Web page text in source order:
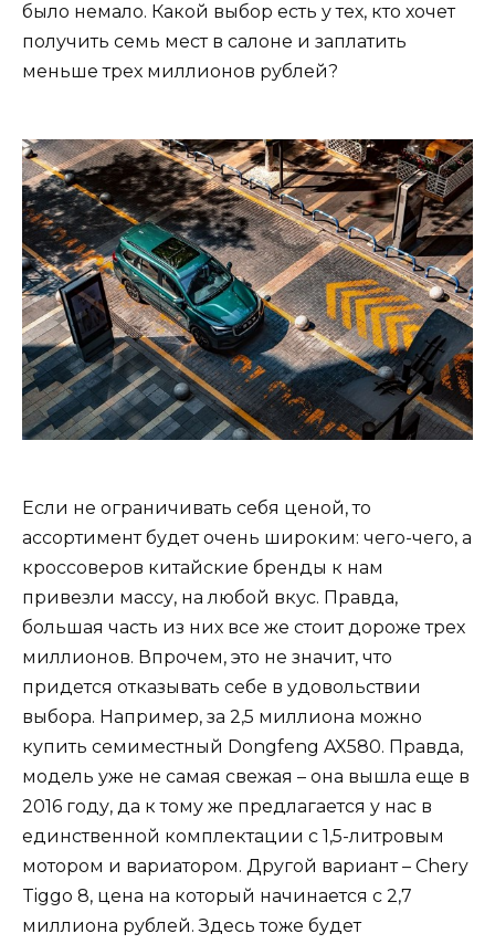
было немало. Какой выбор есть у тех, кто хочет
получить семь мест в салоне и заплатить
меньше трех миллионов рублей?
Если не ограничивать себя ценой, то
ассортимент будет очень широким: чего-чего, а
кроссоверов китайские бренды к нам
привезли массу, на любой вкус. Правда,
большая часть из них все же стоит дороже трех
миллионов. Впрочем, это не значит, что
придется отказывать себе в удовольствии
выбора. Например, за 2,5 миллиона можно
купить семиместный Dongfeng AX580. Правда,
модель уже не самая свежая – она вышла еще в
2016 году, да к тому же предлагается у нас в
единственной комплектации с 1,5-литровым
мотором и вариатором. Другой вариант – Chery
Tiggo 8, цена на который начинается с 2,7
миллиона рублей. Здесь тоже будет